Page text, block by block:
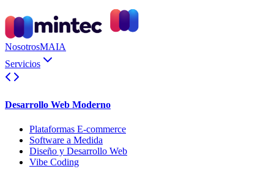
NosotrosMAIA
Servicios
Desarrollo Web Moderno
Plataformas E-commerce
Software a Medida
Diseño y Desarrollo Web
Vibe Coding